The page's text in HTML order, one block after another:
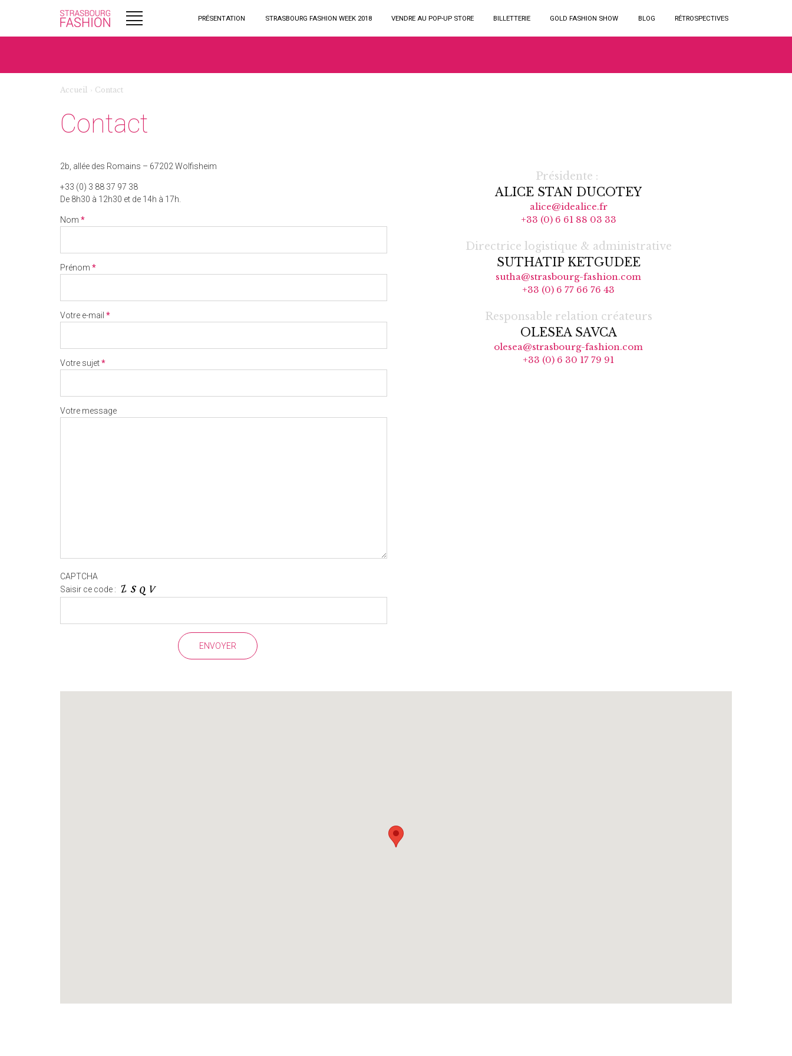
PRÉSENTATION STRASBOURG FASHION WEEK 2018 VENDRE AU POP-UP STORE BILLETTERIE GOLD FASHION SHOW BLOG RÉTROSPECTIVES
Accueil › Contact
Contact
2b, allée des Romains – 67202 Wolfisheim
+33 (0) 3 88 37 97 38
De 8h30 à 12h30 et de 14h à 17h.
Nom *
Prénom *
Votre e-mail *
Votre sujet*
Votre message
CAPTCHA
Saisir ce code :
Présidente :
ALICE STAN DUCOTEY
alice@idealice.fr
+33 (0) 6 61 88 03 33
Directrice logistique & administrative
SUTHATIP KETGUDEE
sutha@strasbourg-fashion.com
+33 (0) 6 77 66 76 43
Responsable relation créateurs
OLESEA SAVCA
olesea@strasbourg-fashion.com
+33 (0) 6 30 17 79 91